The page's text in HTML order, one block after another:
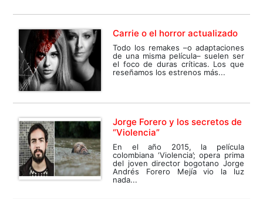
Carrie o el horror actualizado
Todo los remakes –o adaptaciones
de una misma película– suelen ser
el foco de duras críticas. Los que
reseñamos los estrenos más...
Jorge Forero y los secretos de
“Violencia”
En el año 2015, la película
colombiana ‘Violencia’; opera prima
del joven director bogotano Jorge
Andrés Forero Mejía vio la luz
nada...